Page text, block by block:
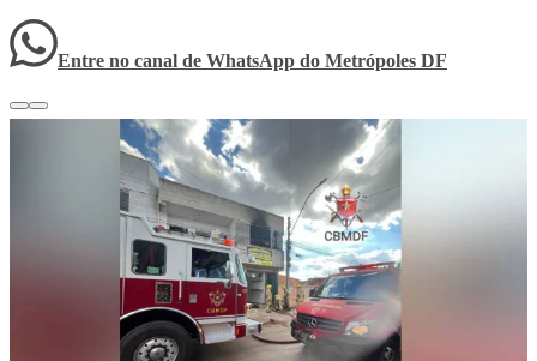
Entre no canal de WhatsApp do Metrópoles DF